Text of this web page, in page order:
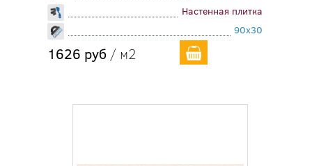
Настенная плитка
90x30
1626 руб / м2